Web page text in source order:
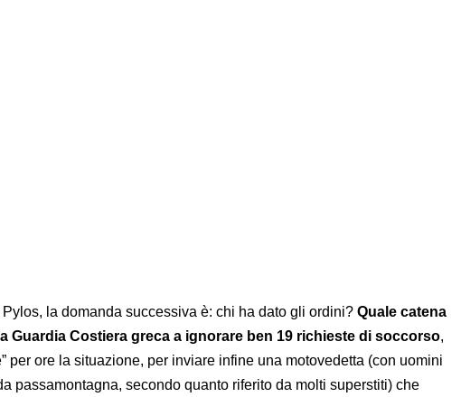
la domanda successiva è: chi ha dato gli ordini? Quale catena
Guardia Costiera greca a ignorare ben 19 richieste di soccorso,
per ore la situazione, per inviare infine una motovedetta (con uomini
passamontagna, secondo quanto riferito da molti superstiti) che